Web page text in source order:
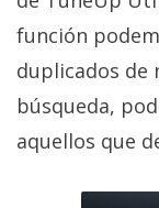
función
duplicados de
búsqueda,
aquellos que